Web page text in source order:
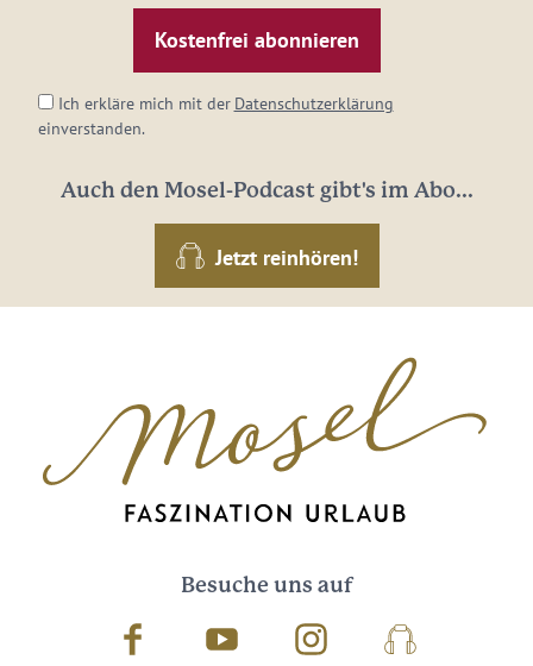
Mail-
Adresse:
Ich erkläre mich mit der Datenschutzerklärung
einverstanden.
Auch den Mosel-Podcast gibt's im Abo...
Jetzt reinhören!
Besuche uns auf
Facebook Youtube InstagramPodcast